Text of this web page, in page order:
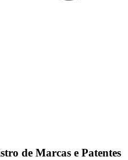
de Marcas e Patentes